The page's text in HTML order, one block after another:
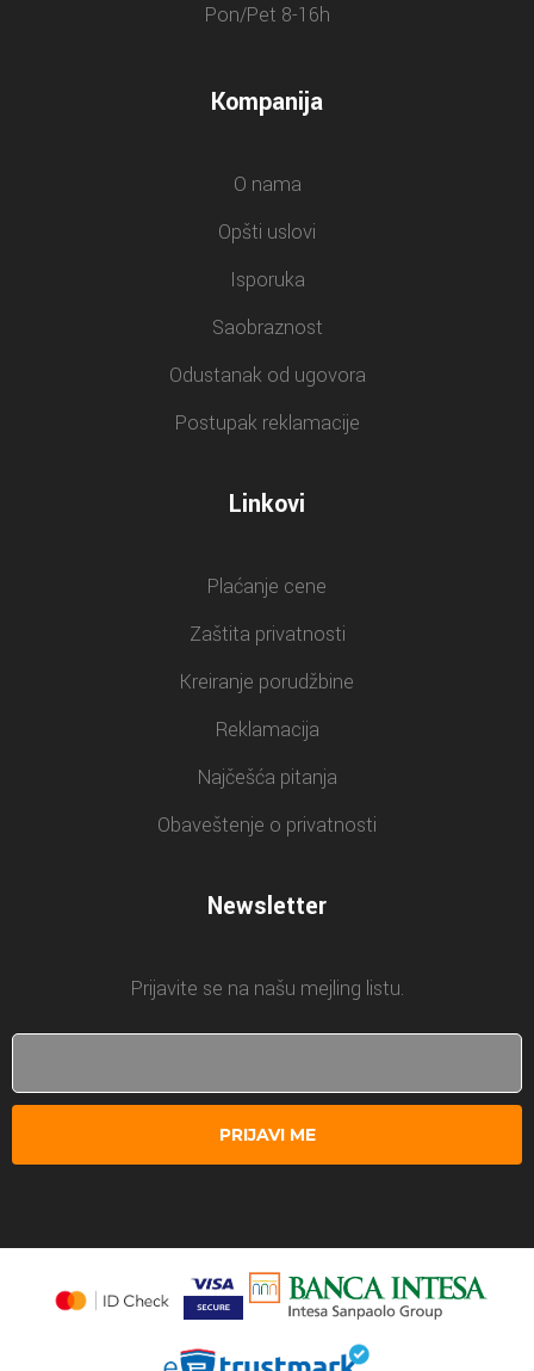
Pon/Pet 8-16h
Kompanija
O nama
Opšti uslovi
Isporuka
Saobraznost
Odustanak od ugovora
Postupak reklamacije
Linkovi
Plaćanje cene
Zaštita privatnosti
Kreiranje porudžbine
Reklamacija
Najčešća pitanja
Obaveštenje o privatnosti
Newsletter
Prijavite se na našu mejling listu.
PRIJAVI ME